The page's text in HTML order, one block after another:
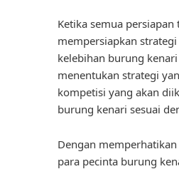
Ketika semua
mempersiapkan
kelebihan burung
menentukan strategi
kompetisi yang akan
burung kenari sesuai
Dengan
para pecinta burung